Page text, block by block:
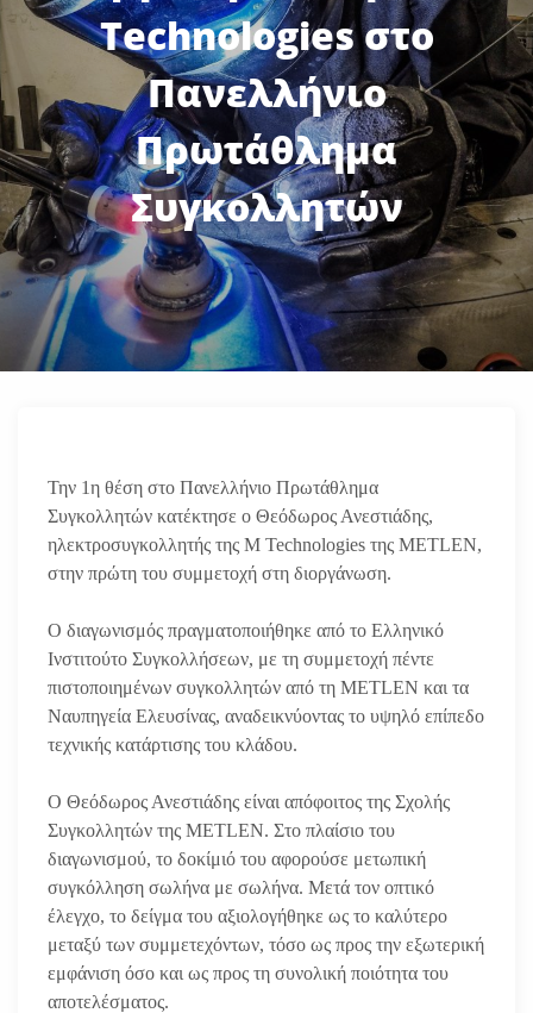
Technologies στο
Πανελλήνιο
Πρωτάθλημα
Συγκολλητών
Την 1η θέση στο Πανελλήνιο Πρωτάθλημα
Συγκολλητών κατέκτησε ο Θεόδωρος Ανεστιάδης,
ηλεκτροσυγκολλητής της M Technologies της METLEN,
στην πρώτη του συμμετοχή στη διοργάνωση.
Ο διαγωνισμός πραγματοποιήθηκε από το Ελληνικό
Ινστιτούτο Συγκολλήσεων, με τη συμμετοχή πέντε
πιστοποιημένων συγκολλητών από τη METLEN και τα
Ναυπηγεία Ελευσίνας, αναδεικνύοντας το υψηλό επίπεδο
τεχνικής κατάρτισης του κλάδου.
Ο Θεόδωρος Ανεστιάδης είναι απόφοιτος της Σχολής
Συγκολλητών της METLEN. Στο πλαίσιο του
διαγωνισμού, το δοκίμιό του αφορούσε μετωπική
συγκόλληση σωλήνα με σωλήνα. Μετά τον οπτικό
έλεγχο, το δείγμα του αξιολογήθηκε ως το καλύτερο
μεταξύ των συμμετεχόντων, τόσο ως προς την εξωτερική
εμφάνιση όσο και ως προς τη συνολική ποιότητα του
αποτελέσματος.